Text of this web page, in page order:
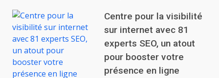
Clé
d’une
Information
de
Qualité
Centre pour la visibilité
sur internet avec 81
experts SEO, un atout
pour booster votre
présence en ligne